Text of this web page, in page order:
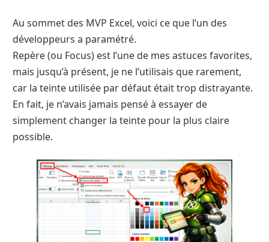
Au sommet des MVP Excel, voici ce que l’un des
développeurs a paramétré.
Repère (ou Focus) est l’une de mes astuces favorites,
mais jusqu’à présent, je ne l’utilisais que rarement,
car la teinte utilisée par défaut était trop distrayante.
En fait, je n’avais jamais pensé à essayer de
simplement changer la teinte pour la plus claire
possible.